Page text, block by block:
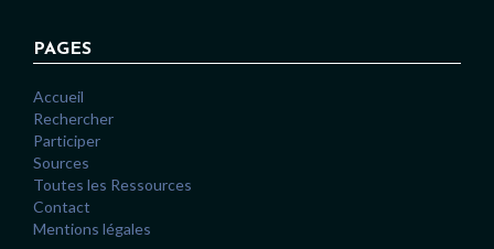
PAGES
Accueil
Rechercher
Participer
Sources
Toutes les Ressources
Contact
Mentions légales